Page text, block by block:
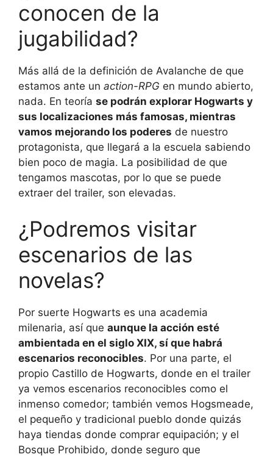
conocen de la
jugabilidad?
Más allá de la definición de Avalanche de que
estamos ante un action-RPG en mundo abierto,
nada. En teoría se podrán explorar Hogwarts y
sus localizaciones más famosas, mientras
vamos mejorando los poderes de nuestro
protagonista, que llegará a la escuela sabiendo
bien poco de magia. La posibilidad de que
tengamos mascotas, por lo que se puede
extraer del trailer, son elevadas.
¿Podremos visitar
escenarios de las
novelas?
Por suerte Hogwarts es una academia
milenaria, así que aunque la acción esté
ambientada en el siglo XIX, sí que habrá
escenarios reconocibles. Por una parte, el
propio Castillo de Hogwarts, donde en el trailer
ya vemos escenarios reconocibles como el
inmenso comedor; también vemos Hogsmeade,
el pequeño y tradicional pueblo donde quizás
haya tiendas donde comprar equipación; y el
Bosque Prohibido, donde seguro que